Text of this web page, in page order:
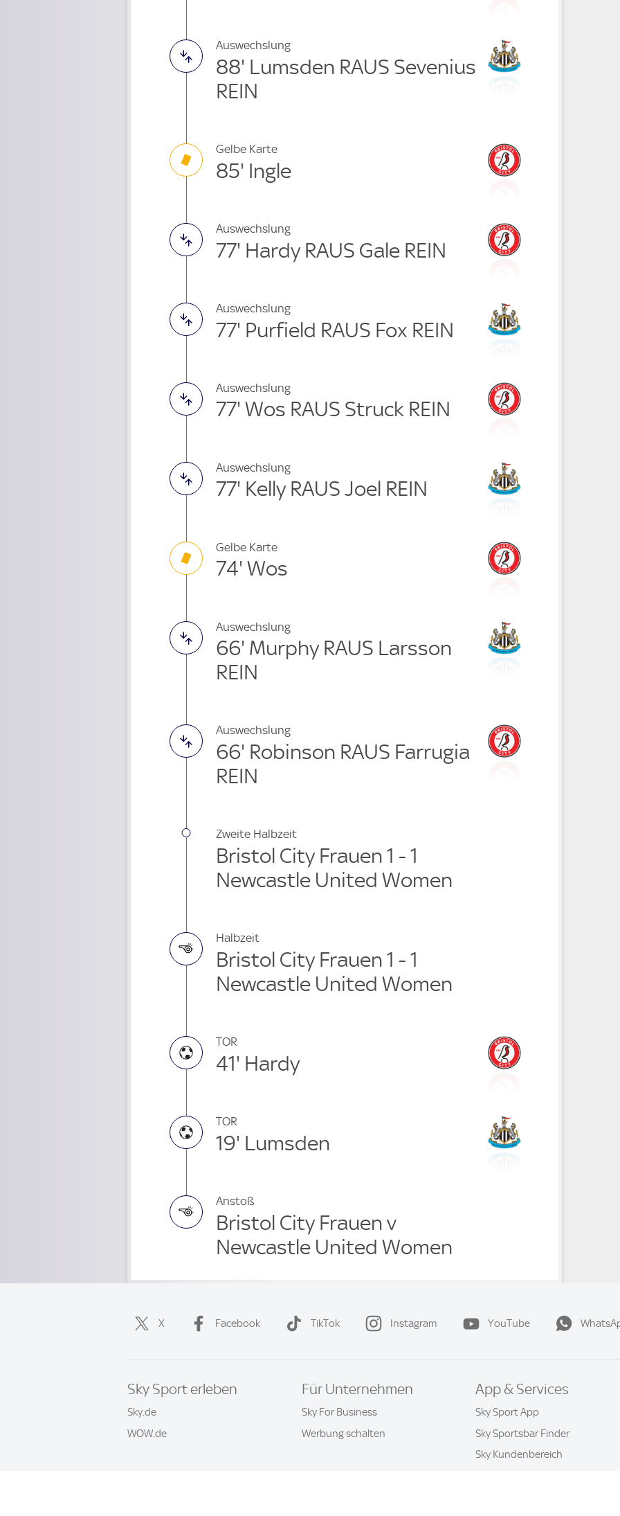
Auswechslung
88' Lumsden RAUS Sevenius
REIN
Gelbe Karte
85' Ingle
Auswechslung
77' Hardy RAUS Gale REIN
Auswechslung
77' Purfield RAUS Fox REIN
Auswechslung
77' Wos RAUS Struck REIN
Auswechslung
77' Kelly RAUS Joel REIN
Gelbe Karte
74' Wos
Auswechslung
66' Murphy RAUS Larsson
REIN
Auswechslung
66' Robinson RAUS Farrugia
REIN
Zweite Halbzeit
Bristol City Frauen 1 - 1
Newcastle United Women
Halbzeit
Bristol City Frauen 1 - 1
Newcastle United Women
TOR
41' Hardy
TOR
19' Lumsden
Anstoß
Bristol City Frauen v
Newcastle United Women
X Facebook TikTok Instagram YouTube
Sky Sport erleben
Sky.de
WOW.de
Für Unternehmen
Sky For Business
Werbung schalten
App & Services
Sky Sport App
Sky Sportsbar Finder
Sky Kundenbereich